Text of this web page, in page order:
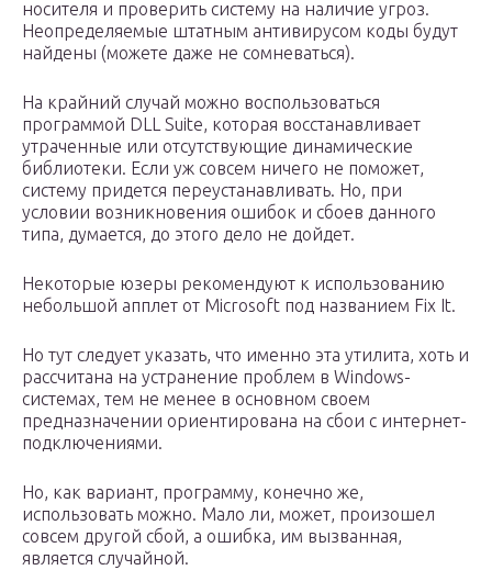
носителя и проверить систему на наличие угроз.
Неопределяемые штатным антивирусом коды будут
найдены (можете даже не сомневаться).
На крайний случай можно воспользоваться
программой DLL Suite, которая восстанавливает
утраченные или отсутствующие динамические
библиотеки. Если уж совсем ничего не поможет,
систему придется переустанавливать. Но, при
условии возникновения ошибок и сбоев данного
типа, думается, до этого дело не дойдет.
Некоторые юзеры рекомендуют к использованию
небольшой апплет от Microsoft под названием Fix It.
Но тут следует указать, что именно эта утилита, хоть и
рассчитана на устранение проблем в Windows-
системах, тем не менее в основном своем
предназначении ориентирована на сбои с интернет-
подключениями.
Но, как вариант, программу, конечно же,
использовать можно. Мало ли, может, произошел
совсем другой сбой, а ошибка, им вызванная,
является случайной.